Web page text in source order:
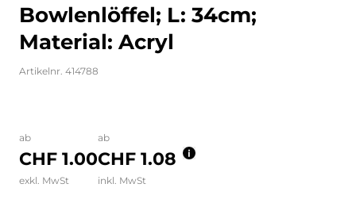
Bowlenlöffel; L: 34cm;
Material: Acryl
Artikelnr. 414788
ab
CHF 1.00
exkl. MwSt
ab
CHF 1.08
inkl. MwSt